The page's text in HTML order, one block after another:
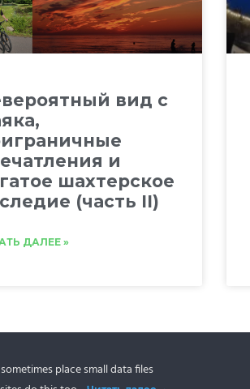
вид с
и
шахтерское
(часть II)
ДАЛЕЕ »
place small data files